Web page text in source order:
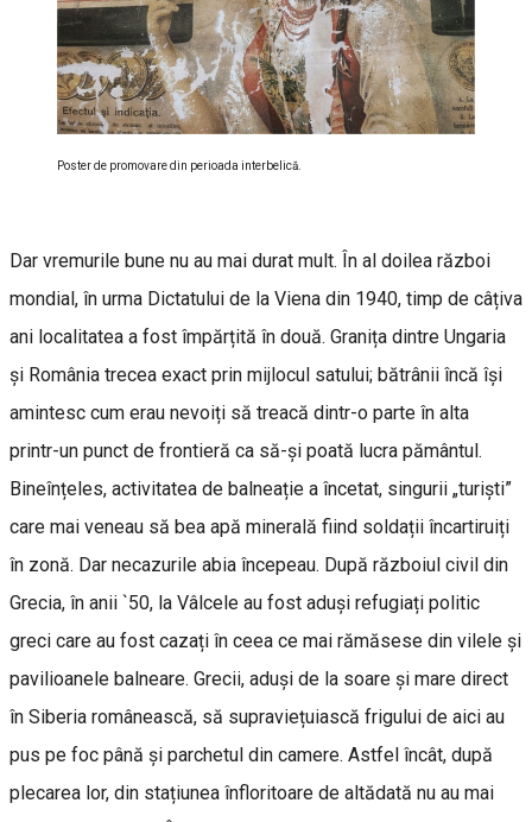
Poster de promovare din perioada interbelică.
Dar vremurile bune nu au mai durat mult. În al doilea război
mondial, în urma Dictatului de la Viena din 1940, timp de câțiva
ani localitatea a fost împărțită în două. Granița dintre Ungaria
și România trecea exact prin mijlocul satului; bătrânii încă își
amintesc cum erau nevoiți să treacă dintr-o parte în alta
printr-un punct de frontieră ca să-și poată lucra pământul.
Bineînțeles, activitatea de balneație a încetat, singurii „turiști”
care mai veneau să bea apă minerală fiind soldații încartiruiți
în zonă. Dar necazurile abia începeau. După războiul civil din
Grecia, în anii `50, la Vâlcele au fost aduși refugiați politic
greci care au fost cazați în ceea ce mai rămăsese din vilele și
pavilioanele balneare. Grecii, aduși de la soare și mare direct
în Siberia românească, să supraviețuiască frigului de aici au
pus pe foc până și parchetul din camere. Astfel încât, după
plecarea lor, din stațiunea înfloritoare de altădată nu au mai